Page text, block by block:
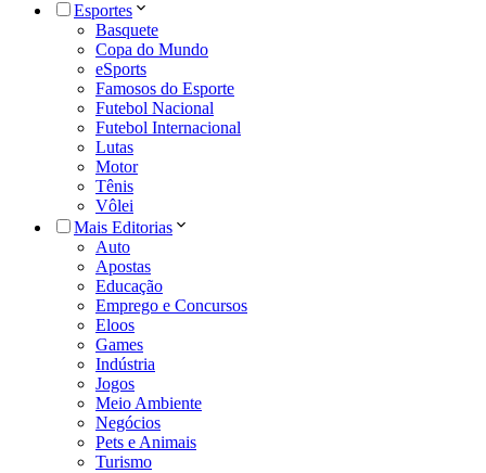
Esportes
Basquete
Copa do Mundo
eSports
Famosos do Esporte
Futebol Nacional
Futebol Internacional
Lutas
Motor
Tênis
Vôlei
Mais Editorias
Auto
Apostas
Educação
Emprego e Concursos
Eloos
Games
Indústria
Jogos
Meio Ambiente
Negócios
Pets e Animais
Turismo